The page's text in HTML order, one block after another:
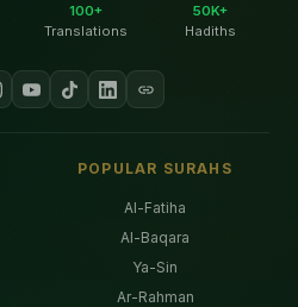
100+
Translations
50K+
Hadiths
POPULAR SURAHS
Al-Fatiha
Al-Baqara
Ya-Sin
Ar-Rahman